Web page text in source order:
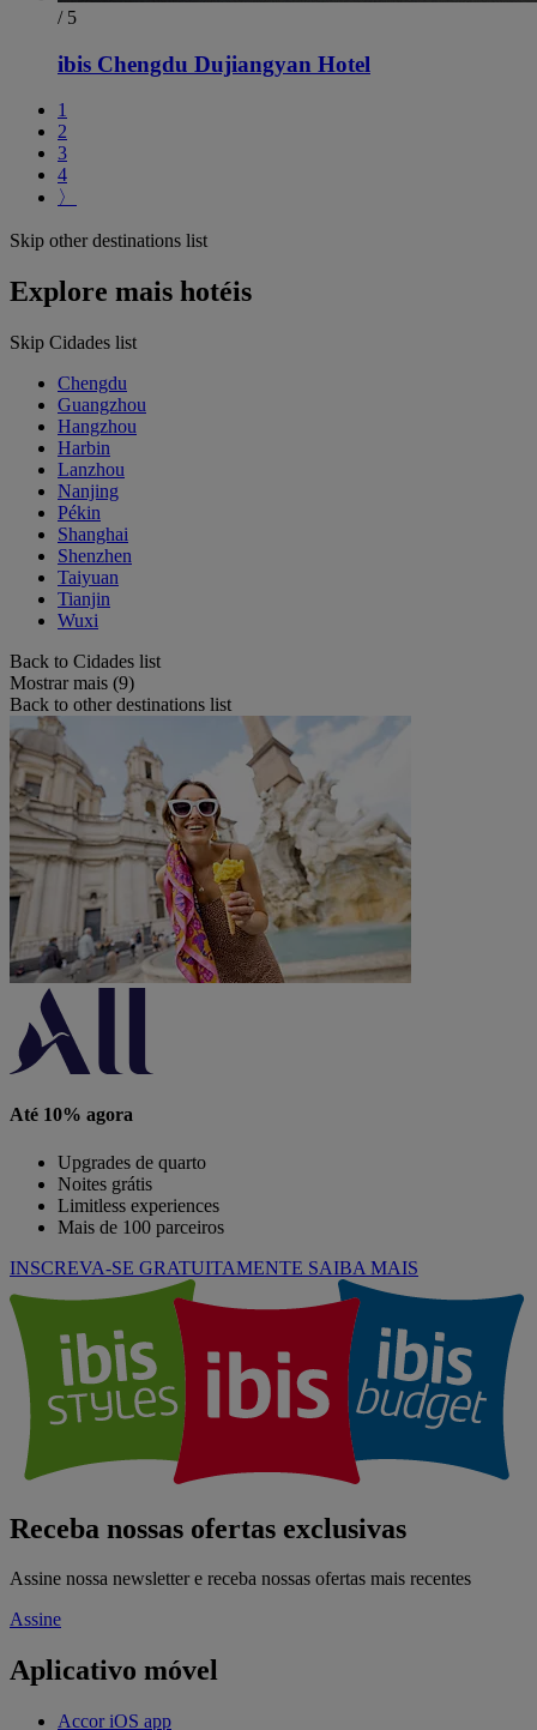
/ 5
ibis Chengdu Dujiangyan Hotel
1
2
3
4
〉
Skip other destinations list
Explore mais hotéis
Skip Cidades list
Chengdu
Guangzhou
Hangzhou
Harbin
Lanzhou
Nanjing
Pékin
Shanghai
Shenzhen
Taiyuan
Tianjin
Wuxi
Back to Cidades list
Mostrar mais (9)
Back to other destinations list
Até 10% agora
Upgrades de quarto
Noites grátis
Limitless experiences
Mais de 100 parceiros
INSCREVA-SE GRATUITAMENTE SAIBA MAIS
Receba nossas ofertas exclusivas
Assine nossa newsletter e receba nossas ofertas mais recentes
Assine
Aplicativo móvel
Accor iOS app